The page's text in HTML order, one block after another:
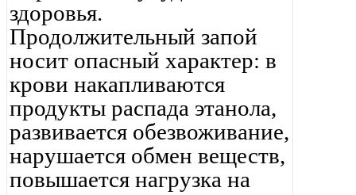
здоровья.
Продолжительный запой
носит опасный характер: в
крови накапливаются
продукты распада этанола,
развивается обезвоживание,
нарушается обмен веществ,
повышается нагрузка на